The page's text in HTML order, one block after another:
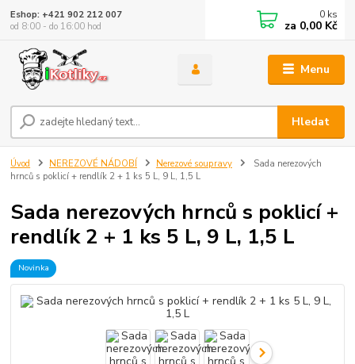
Menu
Hledat
Eshop: +421 902 212 007
od 8:00 - do 16:00 hod
0 ks
za 0,00 Kč
Úvod NEREZOVÉ NÁDOBÍ Nerezové soupravy
Sada nerezových
hrnců s poklicí + rendlík 2 + 1 ks 5 L, 9 L, 1,5 L
Sada nerezových hrnců s poklicí +
rendlík 2 + 1 ks 5 L, 9 L, 1,5 L
Novinka